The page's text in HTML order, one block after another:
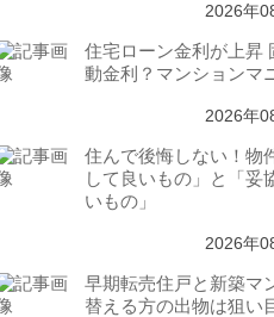
2026年
住宅ローン金利が上昇
動金利？マンションマ
2026年
住んで後悔しない！物
して良いもの」と「妥
いもの」
2026年
早期転売住戸と新築マ
替える方の出物は狙い